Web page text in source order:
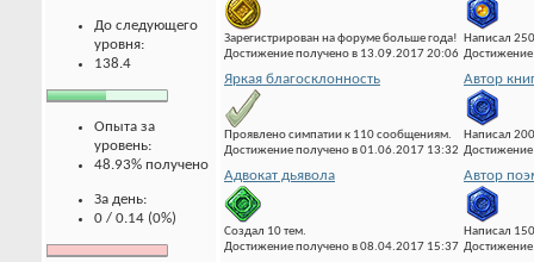
До следующего
уровня:
138.4
Опыта за
уровень:
48.93% получено
За день:
0 / 0.14 (0%)
Зарегистрирован на форуме больше года!
Достижение получено в 13.09.2017 20:06
Написал
Яркая благосклонность
Проявлено симпатии к 110 сообщениям.
Достижение получено в 01.06.2017 13:32
Автор
Написал
Адвокат дьявола
Создал 10 тем.
Достижение получено в 08.04.2017 15:37
Автор
Написал